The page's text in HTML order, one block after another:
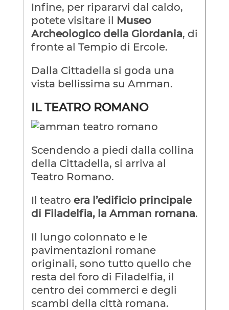
Infine, per ripararvi dal caldo,
potete visitare il Museo
Archeologico della Giordania, di
fronte al Tempio di Ercole.
Dalla Cittadella si goda una
vista bellissima su Amman.
IL TEATRO ROMANO
Scendendo a piedi dalla collina
della Cittadella, si arriva al
Teatro Romano.
Il teatro era l’edificio principale
di Filadelfia, la Amman romana.
Il lungo colonnato e le
pavimentazioni romane
originali, sono tutto quello che
resta del foro di Filadelfia, il
centro dei commerci e degli
scambi della città romana.